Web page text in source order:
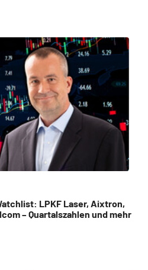
LPKF Laser, Aixtron,
– Quartalszahlen und mehr